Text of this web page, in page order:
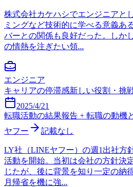
株式会社カケハシでエンジニアと
ミングなど技術的に学べる意義あ
バーとの関係も良好だった。しか
の情熱を注ぎたい領...
エンジニア
キャリアの停滞感新しい役割・挑
2025/4/21
転職活動の結果報告 + 転職の動機
ヤフー
記載なし
LY社（LINEヤフー）の週1出社方
活動を開始。当初は会社の方針決
じたが、後に背景を知り一定の納
月帰省を機に強...